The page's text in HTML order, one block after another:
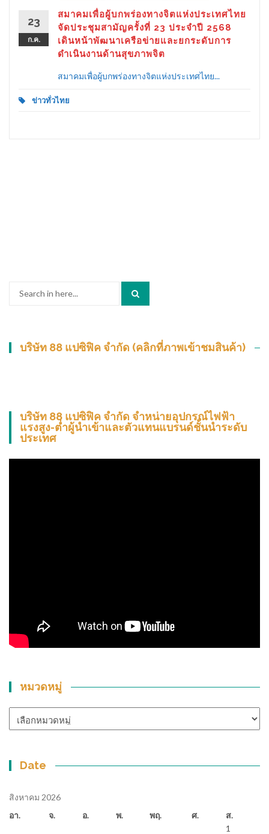
23
ก.ค.
สมาคมเพื่อผู้บกพร่องทางจิตแห่งประเทศไทย
จัดประชุมสามัญครั้งที่ 23 ประจำปี 2568
เดินหน้าพัฒนาเครือข่ายและยกระดับการ
ดำเนินงานด้านสุขภาพจิต
สมาคมเพื่อผู้บกพร่องทางจิตแห่งประเทศไทย...
ข่าวทั่วไทย
บริษัท 88 แปซิฟิค จำกัด (คลิกที่ภาพเข้าชมสินค้า)
บริษัท 88 แปซิฟิค จำกัด จำหน่ายอุปกรณ์ไฟฟ้า
แรงสูง-ต่ำผู้นำเข้าและตัวแทนแบรนด์ชั้นนำระดับ
ประเทศ
หมวดหมู่
หมู่
Date
สิงหาคม 2026
อา.
จ. อ. พ. พฤ. ศ.
ส.
1